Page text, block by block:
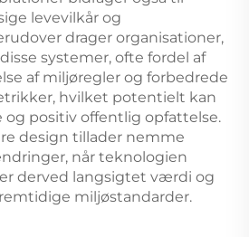
levevilkår og
drager organisationer,
systemer, ofte fordel af
af miljøregler og forbedrede
hvilket potentielt kan
og positiv offentlig opfattelse.
design tillader nemme
når teknologien
derved langsigtet værdi og
miljøstandarder.